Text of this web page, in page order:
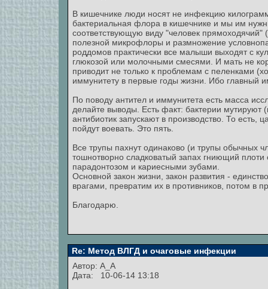
В кишечнике люди носят не инфекцию
бактериальная флора в кишечнике и мы им
соответствующую виду "человек прямоходячий"
полезной микрофлоры и размножение
роддомов практически все малыши выходят с
глюкозой или молочными смесями. И мать не
приводит не только к проблемам с пеленками
иммунитету в первые годы жизни. Ибо главный
По поводу антител и иммунитета есть масса
делайте выводы. Есть факт: бактерии мутируют
антибиотик запускают в производство. То есть,
пойдут воевать. Это пять.
Все трупы пахнут одинаково (и трупы обычных
тошнотворно сладковатый запах гниющий плоти
парадонтозом и кариесными зубами.
Основной закон жизни, закон развития -
врагами, превратим их в противников, потом в
Благодарю.
Re: Метод ВЛГД и очаговые инфекции
Автор: A_A
Дата: 10-06-14 13:18